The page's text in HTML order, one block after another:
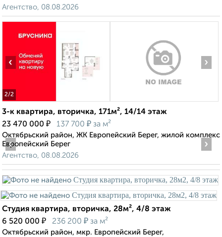
Агентство, 08.08.2026
2/2
‹ ›
3-к квартира, вторичка, 171м², 14/14 этаж
23 470 000 ₽ 137 700 ₽ за м²
Октябрьский район, ЖК Европейский Берег, жилой комплекс
Европейский Берег
Агентство, 08.08.2026
‹ ›
Студия квартира, вторичка, 28м², 4/8 этаж
6 520 000 ₽ 236 200 ₽ за м²
Октябрьский район, мкр. Европейский Берег,